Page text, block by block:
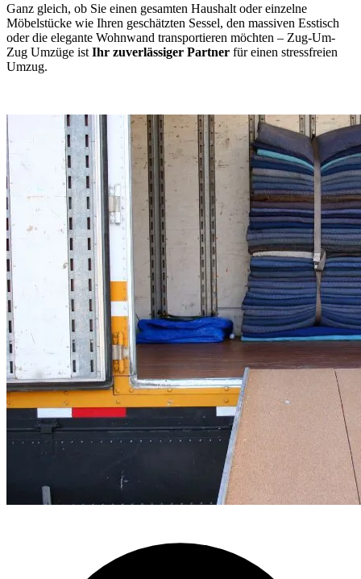
Ganz gleich, ob Sie einen gesamten Haushalt oder einzelne
Möbelstücke wie Ihren geschätzten Sessel, den massiven Esstisch
oder die elegante Wohnwand transportieren möchten – Zug-Um-
Zug Umzüge ist Ihr zuverlässiger Partner für einen stressfreien
Umzug.